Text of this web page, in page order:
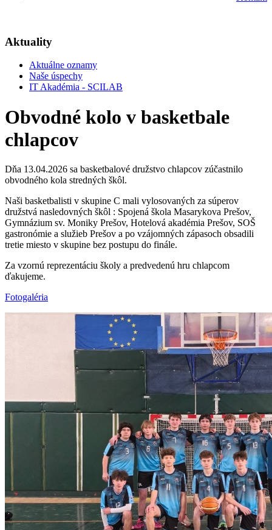
Aktuality
Aktuálne oznamy
Naše úspechy
IT Akadémia - SCILAB
Obvodné kolo v basketbale
chlapcov
Dňa 13.04.2026 sa basketbalové družstvo chlapcov zúčastnilo
obvodného kola stredných škôl.
Naši basketbalisti v skupine C mali vylosovaných za súperov
družstvá nasledovných škôl : Spojená škola Masarykova Prešov,
Gymnázium sv. Moniky Prešov, Hotelová akadémia Prešov, SOŠ
gastronómie a služieb Prešov a po vzájomných zápasoch obsadili
tretie miesto v skupine bez postupu do finále.
Za vzornú reprezentáciu školy a predvedenú hru chlapcom
ďakujeme.
Fotogaléria